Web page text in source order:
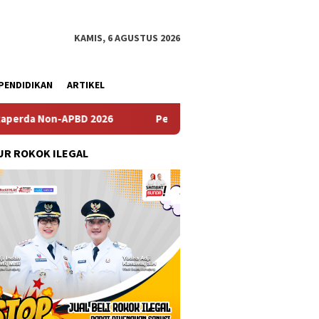
KAMIS, 6 AGUSTUS 2026
ARTIKEL
2026 Pemdes Bulusari Gelar Musrenbangdes Tentang
ROKOK ILEGAL